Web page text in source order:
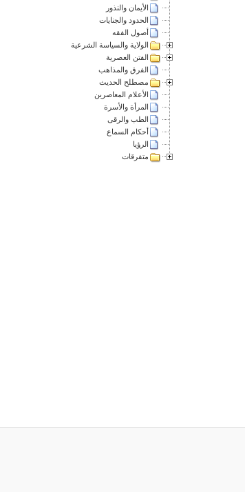
الأيمان والنذور
الحدود والجنايات
أصول الفقه
الولاية والسياسة الشرعية
الفتن العصرية
الفرق والمذاهب
مصطلح الحديث
الأعلام المعاصرين
المرأة والأسرة
الطب والرقى
أحكام السماع
الرؤيا
متفرقات